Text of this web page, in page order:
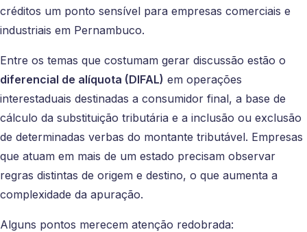
créditos um ponto sensível para empresas comerciais e
industriais em Pernambuco.
Entre os temas que costumam gerar discussão estão o
diferencial de alíquota (DIFAL) em operações
interestaduais destinadas a consumidor final, a base de
cálculo da substituição tributária e a inclusão ou exclusão
de determinadas verbas do montante tributável. Empresas
que atuam em mais de um estado precisam observar
regras distintas de origem e destino, o que aumenta a
complexidade da apuração.
Alguns pontos merecem atenção redobrada: